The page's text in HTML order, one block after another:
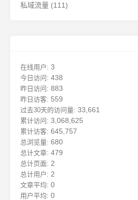
私域流量 (111)
在线用户: 3
今日访问: 438
昨日访问: 883
昨日访客: 559
过去30天的访问量: 33,661
累计访问: 3,068,625
累计访客: 645,757
总浏览量: 680
总计文章: 479
总计页面: 2
总计用户: 2
文章平均: 0
用户平均: 0